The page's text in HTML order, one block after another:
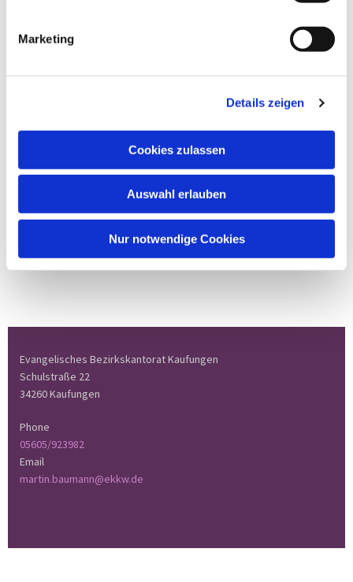
Marketing
Details zeigen
Cookies zulassen
Auswahl erlauben
Nur notwendige Cookies
Evangelisches Bezirkskantorat Kaufungen
Schulstraße 22
34260 Kaufungen
Phone
05605/923982
Email
martin.baumann@ekkw.de